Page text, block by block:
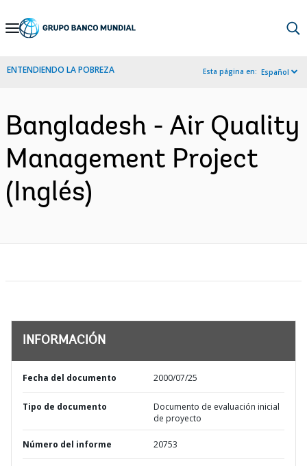
Skip
Navigation
ENTENDIENDO LA POBREZA Esta página en: Español
Bangladesh - Air Quality
Management Project
(Inglés)
INFORMACIÓN
Fecha del documento 2000/07/25
Tipo de documento
Documento de evaluación inicial
de proyecto
Número del informe 20753